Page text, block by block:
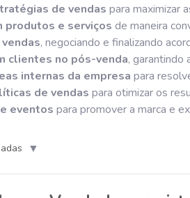
de vendas para maximizar
produtos e serviços de maneira
, negociando e finalizando
clientes no pós-venda, garantindo
internas da empresa para
de vendas para otimizar os
eventos para promover a marca e
▼